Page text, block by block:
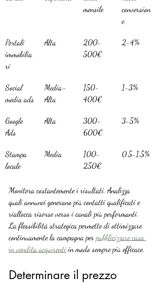
mensile
conversion
e
Portali
immobilia
ri
Alta
200-
500€
2-4%
Social
media ads
Media-
Alta
150-
400€
1-3%
Google
Ads
Alta
300-
600€
3-5%
Stampa
locale
Media
100-
250€
0.5-1.5%
Monitora costantemente i risultati. Analizza
quali annunci generano più contatti qualificati e
riallocca risorse verso i canali più performanti.
La flessibilità strategica permette di ottimizzare
continuamente la campagna per pubblicizzare casa
in vendita acquirenti in modo sempre più efficace.
Determinare il prezzo